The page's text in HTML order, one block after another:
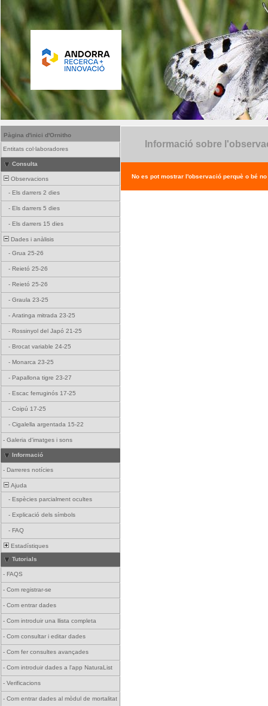
Pàgina d'inici d'Ornitho
Entitats col·laboradores
Consulta
Observacions
- Els darrers 2 dies
- Els darrers 5 dies
- Els darrers 15 dies
Dades i anàlisis
- Grua 25-26
- Reietó 25-26
- Reietó 25-26
- Graula 23-25
- Aratinga mitrada 23-25
- Rossinyol del Japó 21-25
- Brocat variable 24-25
- Monarca 23-25
- Papallona tigre 23-27
- Escac ferruginós 17-25
- Coipú 17-25
- Cigalella argentada 15-22
- Galeria d'imatges i sons
Informació
- Darreres notícies
Ajuda
- Espècies parcialment ocultes
- Explicació dels símbols
- FAQ
Estadístiques
Tutorials
- FAQS
- Com registrar-se
- Com entrar dades
- Com introduir una llista completa
- Com consultar i editar dades
- Com fer consultes avançades
- Com introduir dades a l'app NaturaList
- Verificacions
- Com entrar dades al mòdul de mortalitat
Informació sobre
No es pot mostrar l'observació perquè o bé